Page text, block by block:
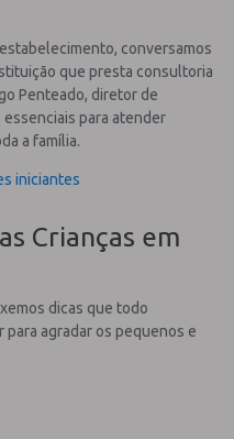
conversamos
que presta consultoria
Penteado, diretor de
para atender
a família.
iniciantes
Crianças em
dicas que todo
para agradar os pequenos e